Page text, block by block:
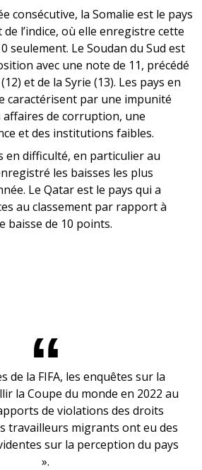
consécutive, la Somalie est le pays
l’indice, où elle enregistre cette
seulement. Le Soudan du Sud est
avec une note de 11, précédé
et de la Syrie (13). Les pays en
caractérisent par une impunité
affaires de corruption, une
et des institutions faibles.
en difficulté, en particulier au
les baisses les plus
Le Qatar est le pays qui a
au classement par rapport à
baisse de 10 points.
de la FIFA, les enquêtes sur la
la Coupe du monde en 2022 au
de violations des droits
travailleurs migrants ont eu des
sur la perception du pays
».